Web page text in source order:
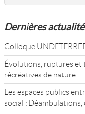
Dernières
Colloque
Évolutions, ruptures et
récréatives de nature
Les espaces publics
social :